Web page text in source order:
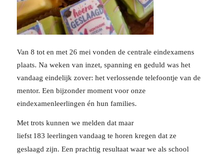
Van 8 tot en met 26 mei vonden de centrale eindexamens
plaats. Na weken van inzet, spanning en geduld was het
vandaag eindelijk zover: het verlossende telefoontje van de
mentor. Een bijzonder moment voor onze
eindexamenleerlingen én hun families.
Met trots kunnen we melden dat maar
liefst 183 leerlingen vandaag te horen kregen dat ze
geslaagd zijn. Een prachtig resultaat waar we als school